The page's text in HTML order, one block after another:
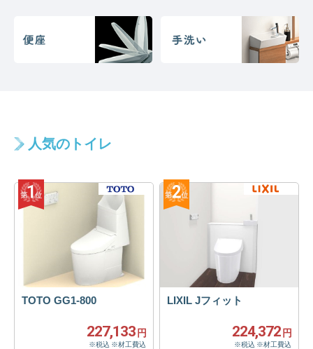
人気のトイレ
TOTO GG1-800
227,133 円
※税込 ※材工費込
LIXIL Jフィット
224,372 円
※税込 ※材工費込